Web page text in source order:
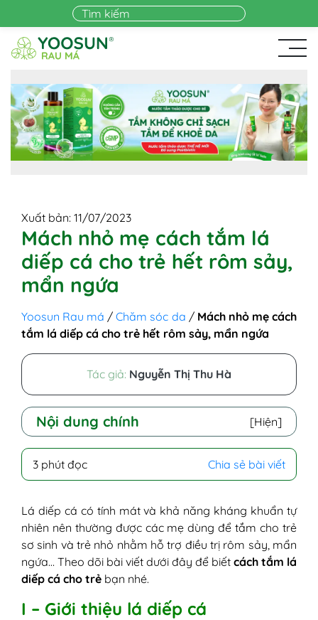
Skip to main content
Xuất bản: 11/07/2023
Mách nhỏ mẹ cách tắm lá
diếp cá cho trẻ hết rôm sảy,
mẩn ngứa
Yoosun Rau má /Chăm sóc da / Mách nhỏ mẹ cách
tắm lá diếp cá cho trẻ hết rôm sảy, mẩn ngứa
Tác giả: Nguyễn Thị Thu Hà
Nội dung chính [Hiện]
II - Tắm lá diếp cá có tác dụng gì?
mẩn ngứa cho bé
IV - Lưu ý khi tắm nước lá diếp cá
3 phút đọc Chia sẻ bài viết
Lá diếp cá có tính mát và khả năng kháng khuẩn tự
nhiên nên thường được các mẹ dùng để tắm cho trẻ
sơ sinh và trẻ nhỏ nhằm hỗ trợ điều trị rôm sảy, mẩn
ngứa… Theo dõi bài viết dưới đây để biết cách tắm lá
diếp cá cho trẻ bạn nhé.
I – Giới thiệu lá diếp cá